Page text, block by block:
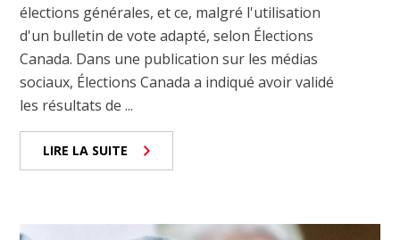
élections générales, et ce, malgré l'utilisation
d'un bulletin de vote adapté, selon Élections
Canada. Dans une publication sur les médias
sociaux, Élections Canada a indiqué avoir validé
les résultats de ...
LIRE LA SUITE